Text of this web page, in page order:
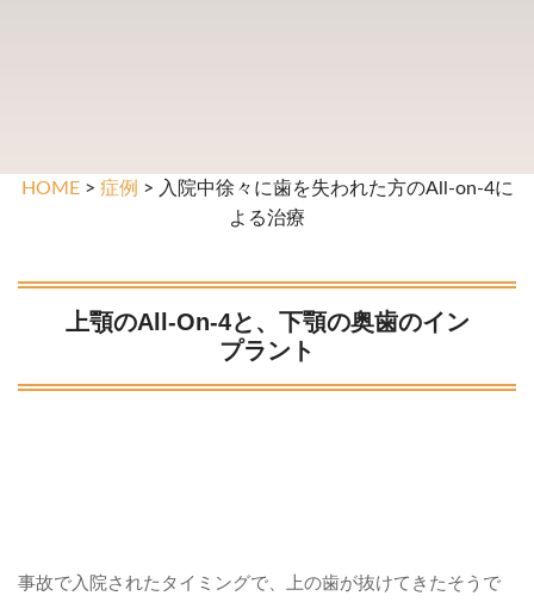
HOME> 症例 > 入院中徐々に歯を失われた方のAll-on-4に
よる治療
上顎のAll-On-4と、下顎の奥歯のイン
プラント
事故で入院されたタイミングで、上の歯が抜けてきたそうで